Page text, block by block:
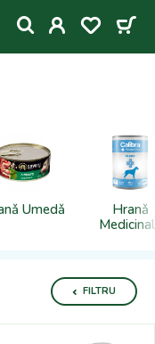
Umedǎ
Hranǎ
FILTRU